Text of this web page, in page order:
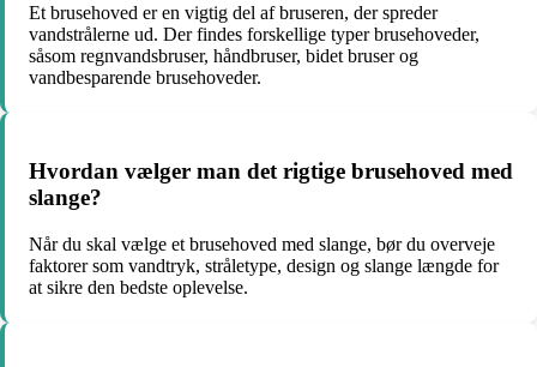
Et brusehoved er en vigtig del af bruseren, der spreder
vandstrålerne ud. Der findes forskellige typer brusehoveder,
såsom regnvandsbruser, håndbruser, bidet bruser og
vandbesparende brusehoveder.
Hvordan vælger man det rigtige brusehoved med
slange?
Når du skal vælge et brusehoved med slange, bør du overveje
faktorer som vandtryk, stråletype, design og slange længde for
at sikre den bedste oplevelse.